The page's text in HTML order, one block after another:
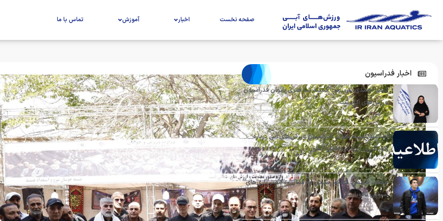
صفحه نخست اخبار آموزش تماس با ما
اخبار فدراسیون
کیمیا احمدی سرپرست کمیته شنا هنری بانوان فدراسیون
ورزش‌های آبی شد
اطلاعیه کمیته بانوان فدراسیون ورزش‌های آبی درباره
رکوردگیری ویژه داوطلبان کنکور
محمد قاسمی: هدفم رسیدن به فینال ۴۰۰ متر بازی‌های
آسیایی ناگویاست